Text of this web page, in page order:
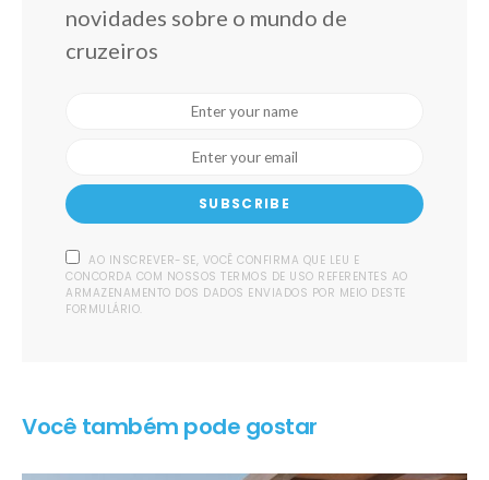
novidades sobre o mundo de
cruzeiros
SUBSCRIBE
AO INSCREVER-SE, VOCÊ CONFIRMA QUE LEU E
CONCORDA COM NOSSOS TERMOS DE USO REFERENTES AO
ARMAZENAMENTO DOS DADOS ENVIADOS POR MEIO DESTE
FORMULÁRIO.
Você também pode gostar